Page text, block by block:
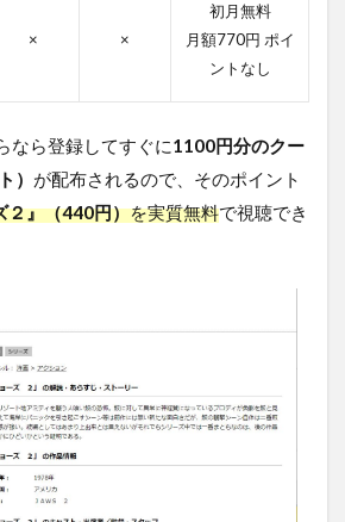
× ×
初月無料
月額770円 ポイ
ントなし
なら登録してすぐに1100円分のクー
） が配布されるので、そのポイント
２』（440円）を実質無料で視聴でき